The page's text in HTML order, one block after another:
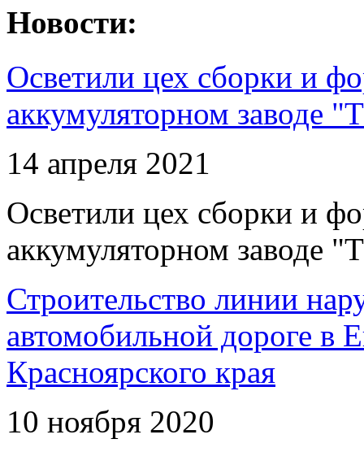
Новости:
Осветили цех сборки и
аккумуляторном заводе
14 апреля 2021
Осветили цех сборки и
аккумуляторном заводе
Строительство линии
автомобильной дороге в
Красноярского края
10 ноября 2020